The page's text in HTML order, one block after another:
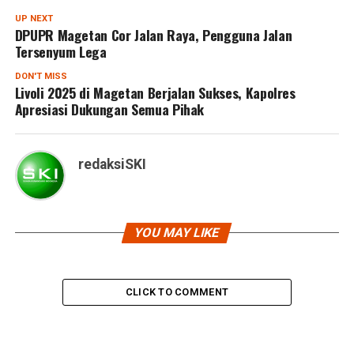
UP NEXT
DPUPR Magetan Cor Jalan Raya, Pengguna Jalan
Tersenyum Lega
DON'T MISS
Livoli 2025 di Magetan Berjalan Sukses, Kapolres
Apresiasi Dukungan Semua Pihak
redaksiSKI
YOU MAY LIKE
CLICK TO COMMENT